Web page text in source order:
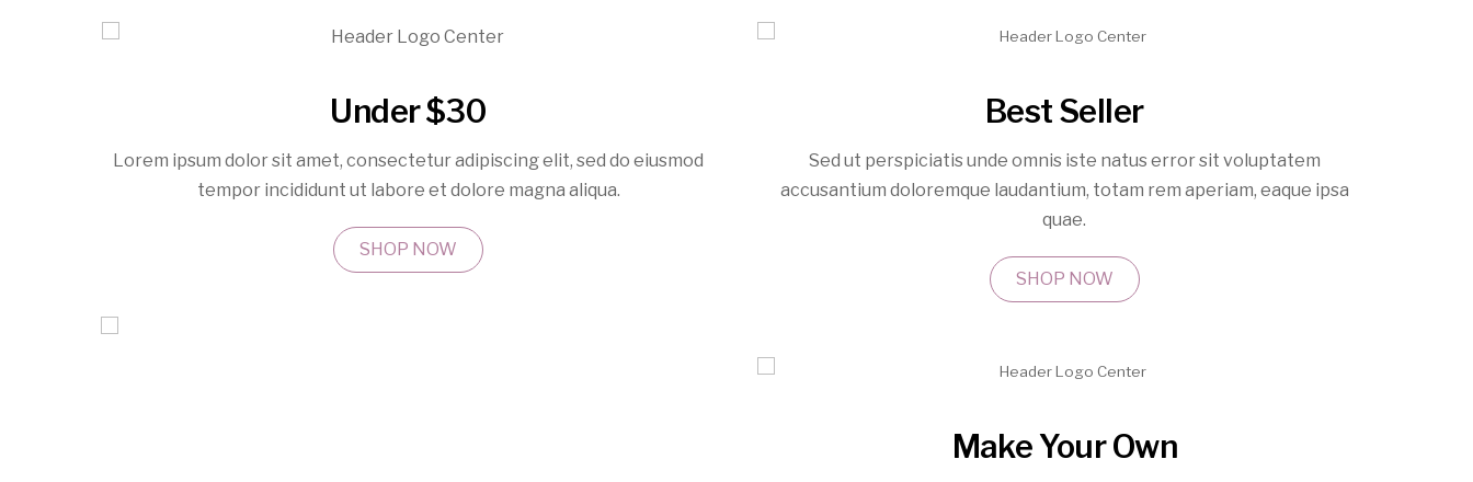
Under $30
Lorem ipsum dolor sit amet, consectetur adipiscing elit, sed do eiusmod
tempor incididunt ut labore et dolore magna aliqua.
SHOP NOW
Best Seller
Sed ut perspiciatis unde omnis iste natus error sit voluptatem
accusantium doloremque laudantium, totam rem aperiam, eaque ipsa
quae.
SHOP NOW
Make Your Own